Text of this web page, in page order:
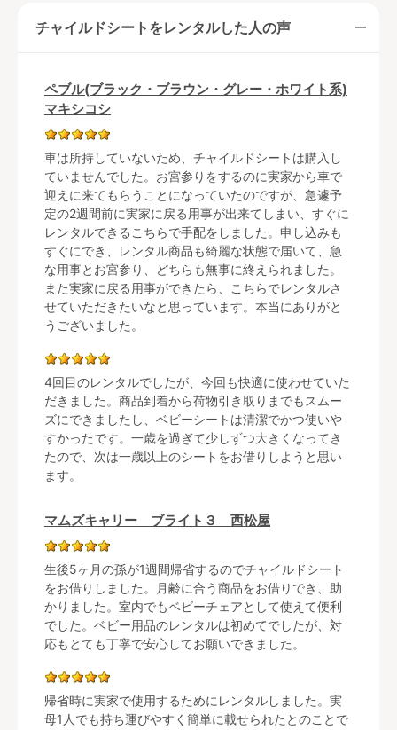
チャイルドシートをレンタルした人の声
ペブル(ブラック・ブラウン・グレー・ホワイト系)
マキシコシ
車は所持していないため、チャイルドシートは購入し
ていませんでした。お宮参りをするのに実家から車で
迎えに来てもらうことになっていたのですが、急遽予
定の2週間前に実家に戻る用事が出来てしまい、すぐに
レンタルできるこちらで手配をしました。申し込みも
すぐにでき、レンタル商品も綺麗な状態で届いて、急
な用事とお宮参り、どちらも無事に終えられました。
また実家に戻る用事ができたら、こちらでレンタルさ
せていただきたいなと思っています。本当にありがと
うございました。
4回目のレンタルでしたが、今回も快適に使わせていた
だきました。商品到着から荷物引き取りまでもスムー
ズにできましたし、ベビーシートは清潔でかつ使いや
すかったです。一歳を過ぎて少しずつ大きくなってき
たので、次は一歳以上のシートをお借りしようと思い
ます。
マムズキャリー ブライト３ 西松屋
生後5ヶ月の孫が1週間帰省するのでチャイルドシート
をお借りしました。月齢に合う商品をお借りでき、助
かりました。室内でもベビーチェアとして使えて便利
でした。ベビー用品のレンタルは初めてでしたが、対
応もとても丁寧で安心してお願いできました。
帰省時に実家で使用するためにレンタルしました。実
母1人でも持ち運びやすく簡単に載せられたとのことで